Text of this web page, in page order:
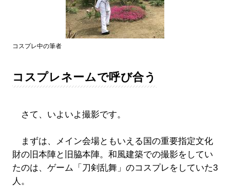
コスプレ中の筆者
コスプレネームで呼び合う
さて、いよいよ撮影です。
まずは、メイン会場ともいえる国の重要指定文化
財の旧本陣と旧脇本陣。和風建築での撮影をしてい
たのは、ゲーム「刀剣乱舞」のコスプレをしていた3
人。